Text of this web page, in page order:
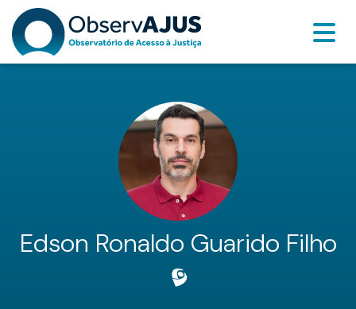
Edson Ronaldo Guarido Filho